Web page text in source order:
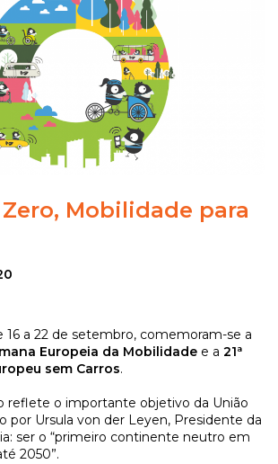
Mobilidade para
16 a 22 de setembro, comemoram-se a
Europeia da Mobilidade e a 21ª
sem Carros.
reflete o importante objetivo da União
por Ursula von der Leyen, Presidente da
ser o “primeiro continente neutro em
2050”.